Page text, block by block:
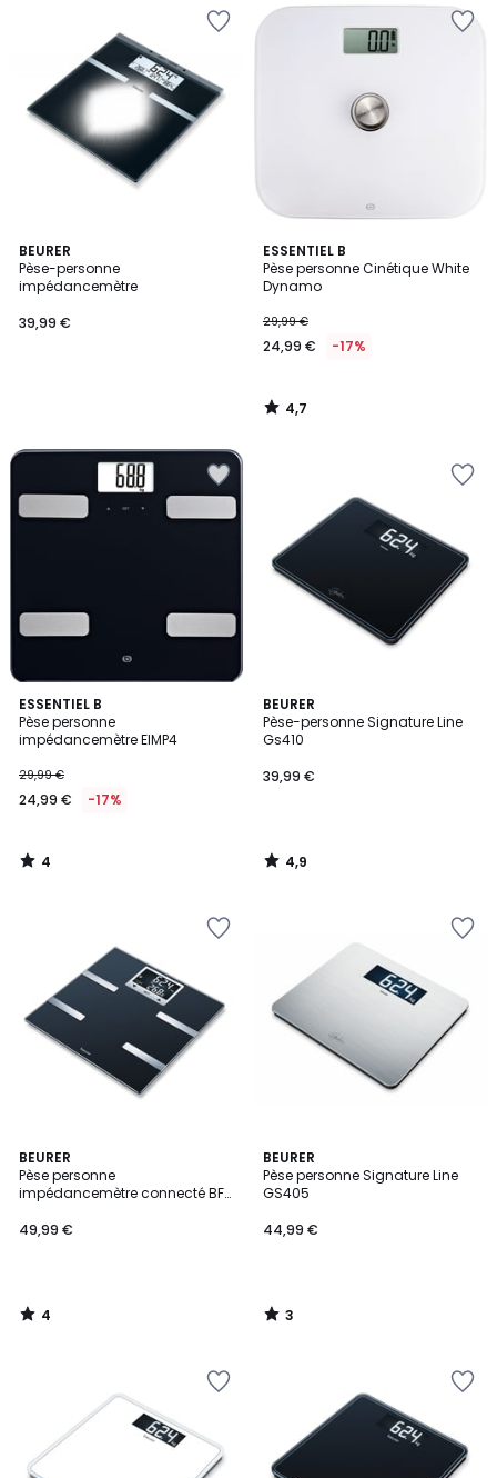
BEURER
Pèse-personne
impédancemètre
39,99 €
ESSENTIEL B
Pèse personne Cinétique White
Dynamo
29,99 €
24,99 € -17%
4,7
/ 5
4,7
/
ESSENTIEL B
Pèse personne
impédancemètre EIMP4
29,99 €
24,99 € -17%
4
/
5
4
/
BEURER
Pèse-personne Signature Line
Gs410
39,99 €
4,9
/ 5
4,9
/
BEURER
Pèse personne
impédancemètre connecté BF
49,99 €
4
/
5
4
/
BEURER
Pèse personne Signature Line
GS405
44,99 €
3
/
5
3
/